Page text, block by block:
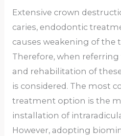
Extensive crown
caries, endodontic
causes weakening of the
Therefore, when
and rehabilitation of
is considered. The most
treatment option is the
installation of
However, adopting